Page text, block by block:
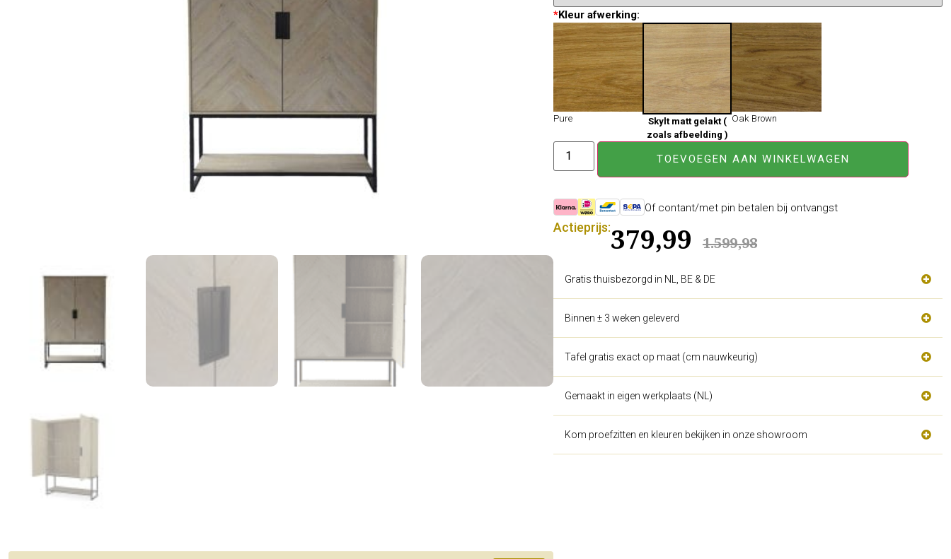
*Kleur afwerking:
Pure
Skylt matt gelakt (
zoals afbeelding )
Oak Brown
TOEVOEGEN AAN WINKELWAGEN
Of contant/met pin betalen bij ontvangst
Actieprijs:
1.599,98
379,99
Gratis thuisbezorgd in NL, BE & DE
Binnen ± 3 weken geleverd
Tafel gratis exact op maat (cm nauwkeurig)
Gemaakt in eigen werkplaats (NL)
Kom proefzitten en kleuren bekijken in onze showroom